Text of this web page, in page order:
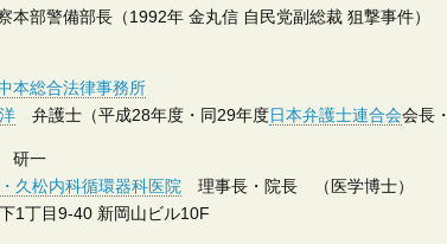
本部警備部長（1992年 金丸信 自民党副総裁 狙撃事件）
本総合法律事務所
弁護士（平成28年度・同29年度日本弁護士連合会会長・
研一
久松内科循環器科医院 理事長・院長 （医学博士）
1丁目9-40 新岡山ビル10F